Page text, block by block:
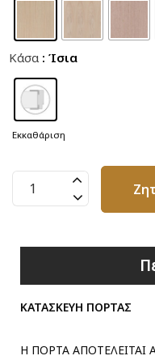
Κάσα : Ίσια
Εκκαθάριση
Πόρτα
Καπλαμά
ΚΑΤΑΣΚΕΥΗ ΠΟΡΤΑΣ
Η ΠΟΡΤΑ